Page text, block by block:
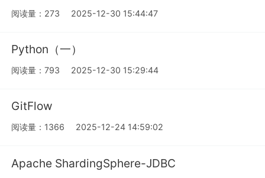
阅读量：273 2025-12-30 15:44:47
Python（一）
阅读量：793 2025-12-30 15:29:44
GitFlow
阅读量：1366 2025-12-24 14:59:02
Apache ShardingSphere-JDBC